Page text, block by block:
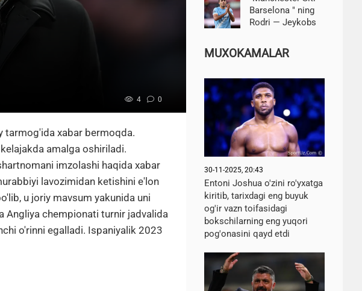
4 0
tarmog'ida xabar bermoqda.
amalga oshiriladi.
imzolashi haqida xabar
lavozimidan ketishini e'lon
u joriy mavsum yakunida uni
Angliya chempionati turnir jadvalida
o'rinni egalladi. Ispaniyalik 2023
kerak
Barselona " ning
Rodri — Jeykobs
rad etdi
MUXOKAMALAR
30-11-2025, 20:43
Entoni Joshua o'zini ro'yxatga
kiritib, tarixdagi eng buyuk
og'ir vazn toifasidagi
bokschilarning eng yuqori
pog'onasini qayd etdi